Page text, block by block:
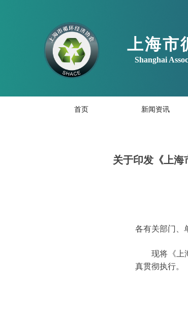
上海市
Shanghai
首页 新闻资讯
关于印发《上海
各有关部门、
现将《上海
真贯彻执行。